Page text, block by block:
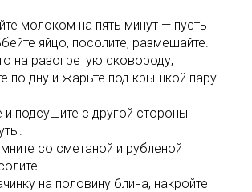
молоком на пять минут — пусть
яйцо, посолите, размешайте.
на разогретую сковороду,
по дну и жарьте под крышкой пару
и подсушите с другой стороны
со сметаной и рубленой
на половину блина, накройте